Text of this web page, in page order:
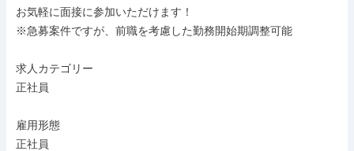
お気軽に面接に参加いただけます！
※急募案件ですが、前職を考慮した勤務開始期調整可能
求人カテゴリー
正社員
雇用形態
正社員